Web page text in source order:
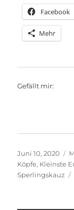
Facebook
Mehr
Gefällt mir:
Veröffentlicht
am
Juni 10, 2020
Köpfe, Kleinste
Sperlingskauz